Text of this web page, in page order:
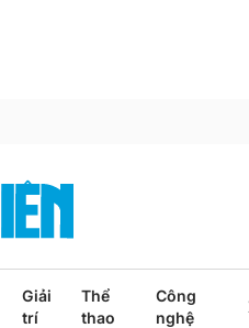
Giải
trí
Thể
thao
Công
nghệ